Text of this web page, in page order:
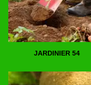
JARDINIER 54